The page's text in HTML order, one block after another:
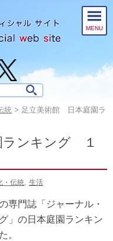
MENU
統 > 足立美術館 日本庭園ラ
ランキング １
・伝統 生活
専門誌「ジャーナル・
」の日本庭園ランキン
。